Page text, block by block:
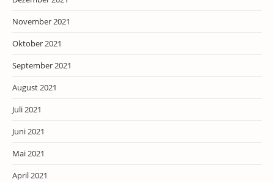
November 2021
Oktober 2021
September 2021
August 2021
Juli 2021
Juni 2021
Mai 2021
April 2021